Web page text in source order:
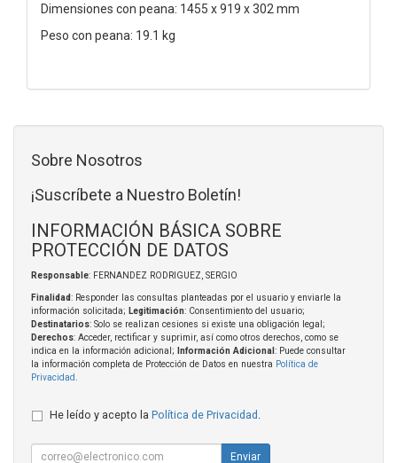
Dimensiones con peana: 1455 x 919 x 302 mm
Peso con peana: 19.1 kg
Sobre Nosotros
¡Suscríbete a Nuestro Boletín!
INFORMACIÓN BÁSICA SOBRE
PROTECCIÓN DE DATOS
Responsable: FERNANDEZ RODRIGUEZ, SERGIO
Finalidad: Responder las consultas planteadas por el usuario y enviarle la
información solicitada; Legitimación: Consentimiento del usuario;
Destinatarios: Solo se realizan cesiones si existe una obligación legal;
Derechos: Acceder, rectificar y suprimir, así como otros derechos, como se
indica en la información adicional;
Información Adicional : Puede consultar
la información completa de Protección de Datos en nuestra Política de
Privacidad
He leído y acepto la Política de Privacidad
Enviar